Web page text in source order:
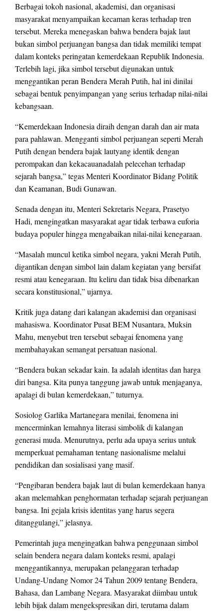
Berbagai tokoh nasional, akademisi, dan organisasi
masyarakat menyampaikan kecaman keras terhadap tren
tersebut. Mereka menegaskan bahwa bendera bajak laut
bukan simbol perjuangan bangsa dan tidak memiliki tempat
dalam konteks peringatan kemerdekaan Republik Indonesia.
Terlebih lagi, jika simbol tersebut digunakan untuk
menggantikan peran Bendera Merah Putih, hal ini dinilai
sebagai bentuk penyimpangan yang serius terhadap nilai-nilai
kebangsaan.
“Kemerdekaan Indonesia diraih dengan darah dan air mata
para pahlawan. Mengganti simbol perjuangan seperti Merah
Putih dengan bendera bajak lautyang identik dengan
perompakan dan kekacauanadalah pelecehan terhadap
sejarah bangsa,” tegas Menteri Koordinator Bidang Politik
dan Keamanan, Budi Gunawan.
Senada dengan itu, Menteri Sekretaris Negara, Prasetyo
Hadi, mengingatkan masyarakat agar tidak terbawa euforia
budaya populer hingga mengabaikan nilai-nilai kenegaraan.
“Masalah muncul ketika simbol negara, yakni Merah Putih,
digantikan dengan simbol lain dalam kegiatan yang bersifat
resmi atau kenegaraan. Itu keliru dan tidak bisa dibenarkan
secara konstitusional,” ujarnya.
Kritik juga datang dari kalangan akademisi dan organisasi
mahasiswa. Koordinator Pusat BEM Nusantara, Muksin
Mahu, menyebut tren tersebut sebagai fenomena yang
membahayakan semangat persatuan nasional.
“Bendera bukan sekadar kain. Ia adalah identitas dan harga
diri bangsa. Kita punya tanggung jawab untuk menjaganya,
apalagi di bulan kemerdekaan,” tuturnya.
Sosiolog Garlika Martanegara menilai, fenomena ini
mencerminkan lemahnya literasi simbolik di kalangan
generasi muda. Menurutnya, perlu ada upaya serius untuk
memperkuat pemahaman tentang nasionalisme melalui
pendidikan dan sosialisasi yang masif.
“Pengibaran bendera bajak laut di bulan kemerdekaan hanya
akan melemahkan penghormatan terhadap sejarah perjuangan
bangsa. Ini gejala krisis identitas yang harus segera
ditanggulangi,” jelasnya.
Pemerintah juga mengingatkan bahwa penggunaan simbol
selain bendera negara dalam konteks resmi, apalagi
menggantikannya, merupakan pelanggaran terhadap
Undang-Undang Nomor 24 Tahun 2009 tentang Bendera,
Bahasa, dan Lambang Negara. Masyarakat diimbau untuk
lebih bijak dalam mengekspresikan diri, terutama dalam